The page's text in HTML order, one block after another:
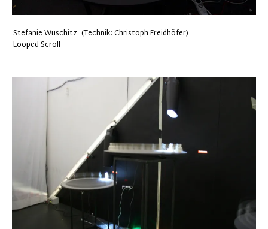
Stefanie Wuschitz (Technik: Christoph Freidhöfer)
Looped Scroll